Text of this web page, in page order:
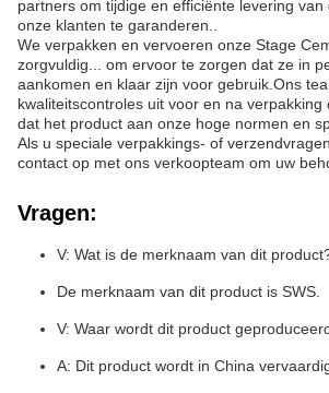
partners om tijdige en efficiënte levering
onze klanten te garanderen..
We verpakken en vervoeren onze Stage
zorgvuldig... om ervoor te zorgen dat ze in
aankomen en klaar zijn voor gebruik.Ons
kwaliteitscontroles uit voor en na
dat het product aan onze hoge normen en
Als u speciale verpakkings- of
contact op met ons verkoopteam om uw
Vragen:
V: Wat is de merknaam van dit
De merknaam van dit product is SWS.
V: Waar wordt dit product
A: Dit product wordt in China